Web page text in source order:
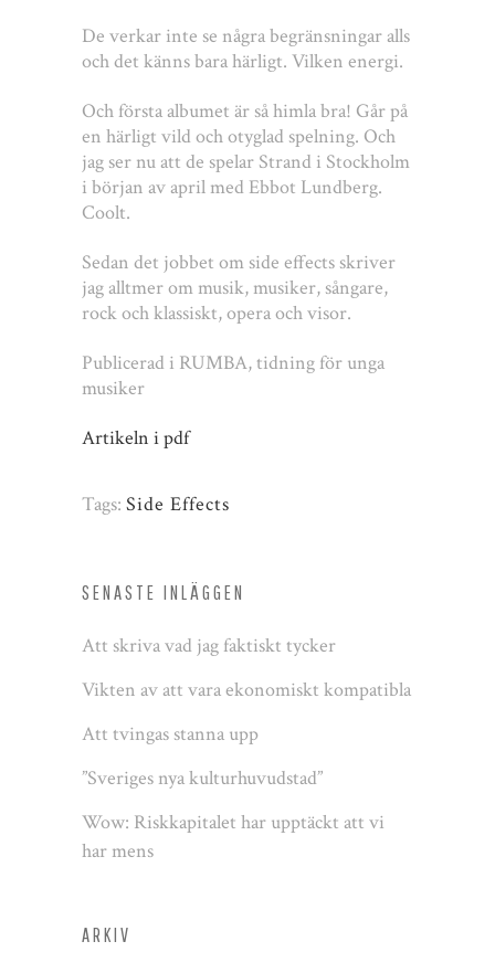
De verkar inte se några begränsningar alls
och det känns bara härligt. Vilken energi.
Och första albumet är så himla bra! Går på
en härligt vild och otyglad spelning. Och
jag ser nu att de spelar Strand i Stockholm
i början av april med Ebbot Lundberg.
Coolt.
Sedan det jobbet om side effects skriver
jag alltmer om musik, musiker, sångare,
rock och klassiskt, opera och visor.
Publicerad i RUMBA, tidning för unga
musiker
Artikeln i pdf
Tags: Side Effects
SENASTE INLÄGGEN
Att skriva vad jag faktiskt tycker
Vikten av att vara ekonomiskt kompatibla
Att tvingas stanna upp
”Sveriges nya kulturhuvudstad”
Wow: Riskkapitalet har upptäckt att vi
har mens
ARKIV